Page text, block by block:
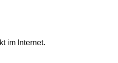
im Internet.